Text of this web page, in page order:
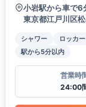
小岩駅から車で6
東京都江戸川区
シャワー ロッカー
駅から5分以内
営業時
24:00